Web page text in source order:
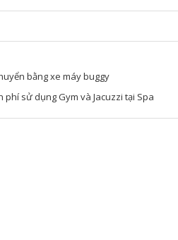
bằng xe máy buggy
phí sử dụng Gym và Jacuzzi tại Spa